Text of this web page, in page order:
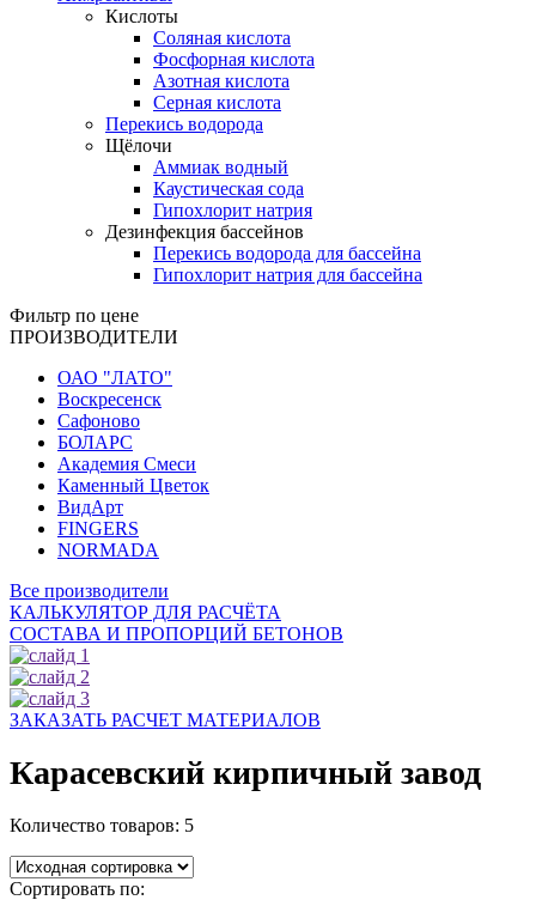
Кислоты
Соляная кислота
Фосфорная кислота
Азотная кислота
Серная кислота
Перекись водорода
Щёлочи
Аммиак водный
Каустическая сода
Гипохлорит натрия
Дезинфекция бассейнов
Перекись водорода для бассейна
Гипохлорит натрия для бассейна
Фильтр по цене
ПРОИЗВОДИТЕЛИ
ОАО "ЛАТО"
Воскресенск
Сафоново
БОЛАРС
Академия Смеси
Каменный Цветок
ВидАрт
FINGERS
NORMADA
Все производители
КАЛЬКУЛЯТОР ДЛЯ РАСЧЁТА
СОСТАВА И ПРОПОРЦИЙ БЕТОНОВ
ЗАКАЗАТЬ РАСЧЕТ МАТЕРИАЛОВ
Карасевский кирпичный завод
Количество товаров: 5
Сортировать по: